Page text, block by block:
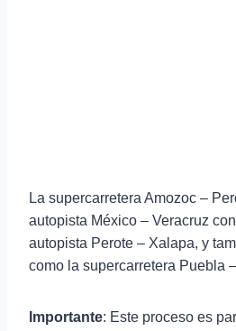
La supercarretera Amozoc –
autopista México – Veracruz
autopista Perote – Xalapa, y
como la supercarretera Puebla
Importante: Este proceso es